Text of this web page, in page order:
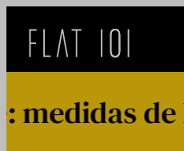
contenido
de